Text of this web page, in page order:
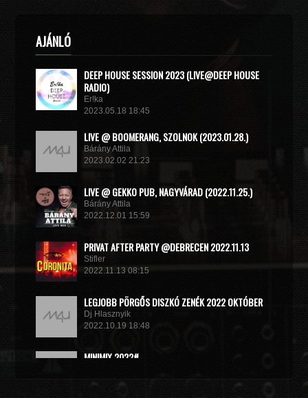
AJÁNLÓ
DEEP HOUSE SESSION 2023 (LIVE@DEEP HOUSE
RADIO)
Er!ka
2023.05.18 18:45
LIVE @ BOOMERANG, SZOLNOK (2023.01.28.)
Bárány Attila
2023.02.02 21:23
LIVE @ GEKKO PUB, NAGYVÁRAD (2022.11.25.)
Bárány Attila
2022.12.01 15:59
PRIVAT AFTER PARTY @DEBRECEN 2022.11.13
Stifler
2022.11.13 08:15
LEGJOBB PÖRGŐS DISZKÓ ZENÉK 2022 OKTÓBER
Dj Hlasznyik
2022.10.19 18:48
MINIMIX 2022#
2022.09.02 10:40